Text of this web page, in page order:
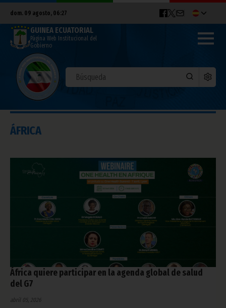
dom. 09 agosto, 06:27
GUINEA ECUATORIAL
Página Web Institucional del
Gobierno
ÁFRICA
África quiere participar en la agenda global de salud
del G7
abril 05, 2026